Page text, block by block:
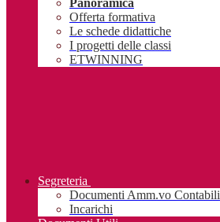
Panoramica
Offerta formativa
Le schede didattiche
I progetti delle classi
ETWINNING
Segreteria
Documenti Amm.vo Contabili
Incarichi